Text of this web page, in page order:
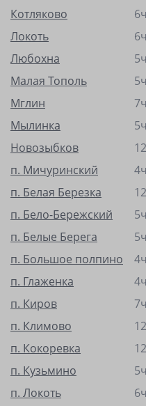
Котляково
Локоть
Любохна
Малая Тополь
Мглин
Мылинка
Новозыбков
п. Мичуринский
п. Белая Березка
п. Бело-Бережский
п. Белые Берега
п. Большое полпино
п. Глаженка
п. Киров
п. Климово
п. Кокоревка
п. Кузьмино
п. Локоть